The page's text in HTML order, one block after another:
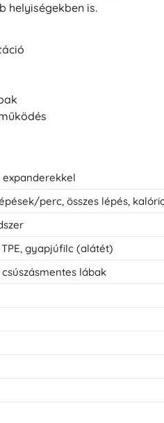
helyiségekben is.
perc, összes lépés,
gyapjúfilc (alátét)
lábak